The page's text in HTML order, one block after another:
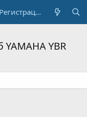
Регистрация
YBR